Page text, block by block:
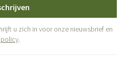
u zich in voor onze nieuwsbrief en
.